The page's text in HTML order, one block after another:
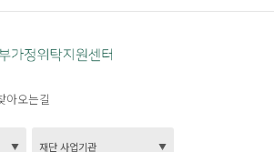
아오는길